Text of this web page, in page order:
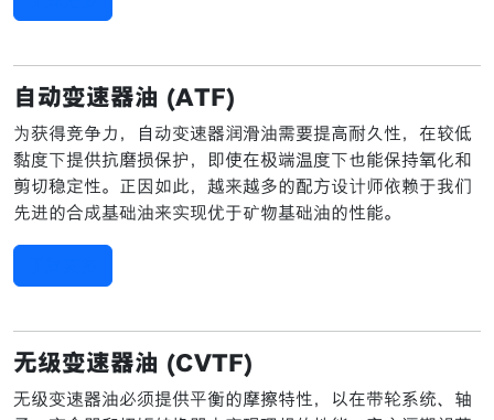
自动变速器油 (ATF)
为获得竞争力，自动变速器润滑油需要提高耐久性，在较低
黏度下提供抗磨损保护，即使在极端温度下也能保持氧化和
剪切稳定性。正因如此，越来越多的配方设计师依赖于我们
先进的合成基础油来实现优于矿物基础油的性能。
无级变速器油 (CVTF)
无级变速器油必须提供平衡的摩擦特性，以在带轮系统、轴